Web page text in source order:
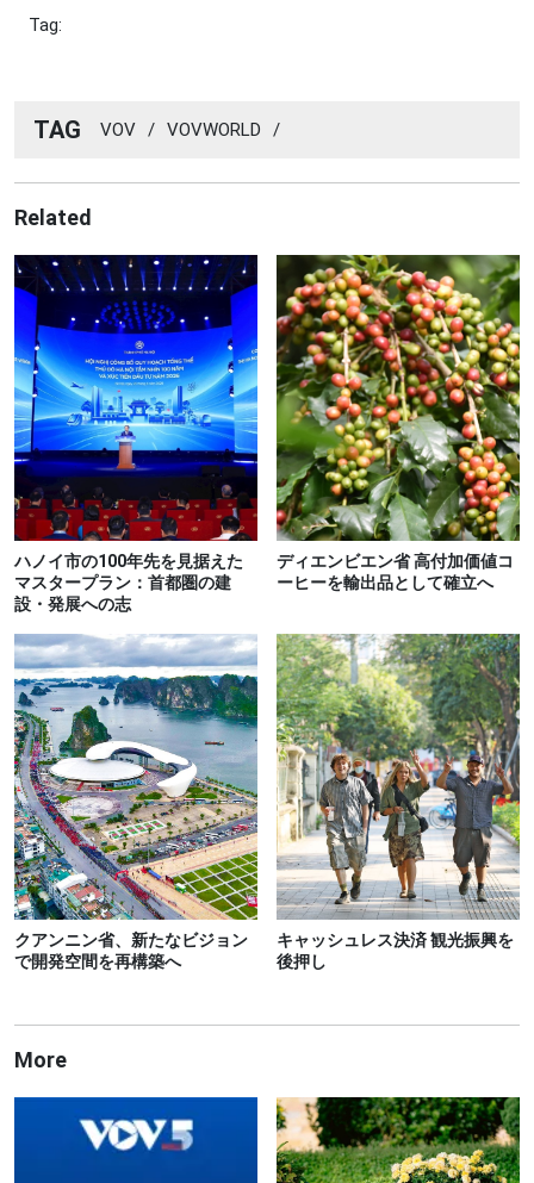
Tag:
TAG VOV / VOVWORLD /
Related
ハノイ市の100年先を見据えた
マスタープラン：首都圏の建
設・発展への志
ディエンビエン省 高付加価値コ
ーヒーを輸出品として確立へ
クアンニン省、新たなビジョン
で開発空間を再構築へ
キャッシュレス決済 観光振興を
後押し
More